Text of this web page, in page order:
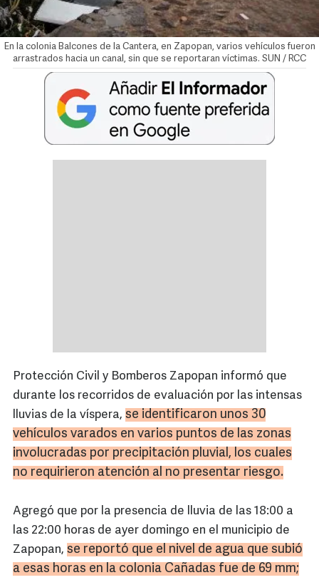
En la colonia Balcones de la Cantera, en Zapopan, varios vehículos fueron
arrastrados hacia un canal, sin que se reportaran víctimas. SUN / RCC
Protección Civil y Bomberos Zapopan informó que
durante los recorridos de evaluación por las intensas
lluvias de la víspera, se identificaron unos 30
vehículos varados en varios puntos de las zonas
involucradas por precipitación pluvial, los cuales
no requirieron atención al no presentar riesgo.
Agregó que por la presencia de lluvia de las 18:00 a
las 22:00 horas de ayer domingo en el municipio de
Zapopan, se reportó que el nivel de agua que subió
a esas horas en la colonia Cañadas fue de 69 mm;